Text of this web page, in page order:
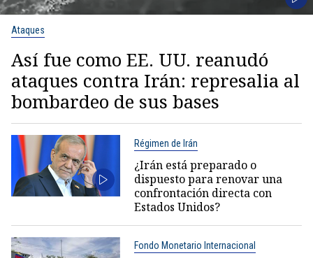
Ataques
Así fue como EE. UU. reanudó
ataques contra Irán: represalia al
bombardeo de sus bases
Régimen de Irán
¿Irán está preparado o
dispuesto para renovar una
confrontación directa con
Estados Unidos?
Fondo Monetario Internacional